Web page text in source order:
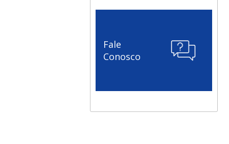
Fale
Conosco